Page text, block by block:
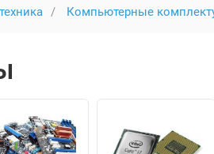
Компьютерные